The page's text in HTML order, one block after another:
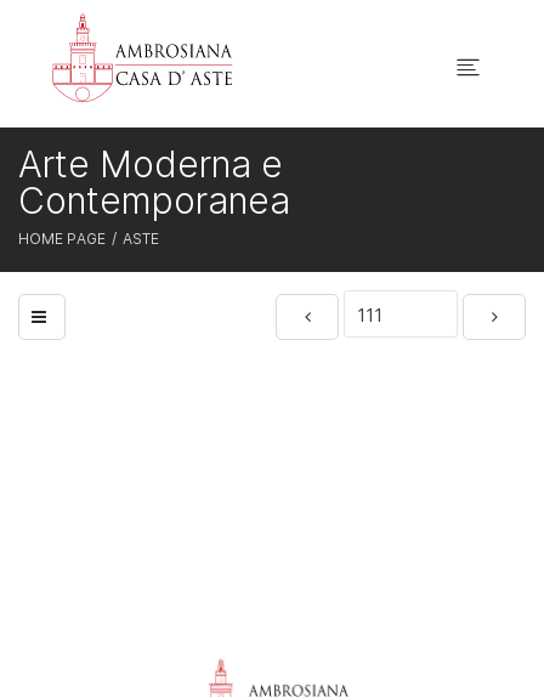
HOME PAGE ASTE
Arte Moderna e
Contemporanea